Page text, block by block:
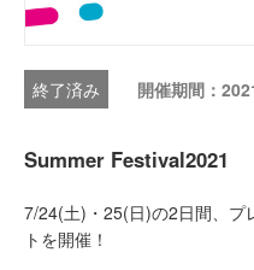
開催期間：
Summer Festival2021
7/24(土)・25(日)の2日間、プ
トを開催！